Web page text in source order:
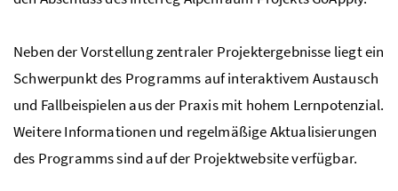
Neben der Vorstellung zentraler Projektergebnisse liegt ein
Schwerpunkt des Programms auf interaktivem Austausch
und Fallbeispielen aus der Praxis mit hohem Lernpotenzial.
Weitere Informationen und regelmäßige Aktualisierungen
des Programms sind auf der Projektwebsite verfügbar.